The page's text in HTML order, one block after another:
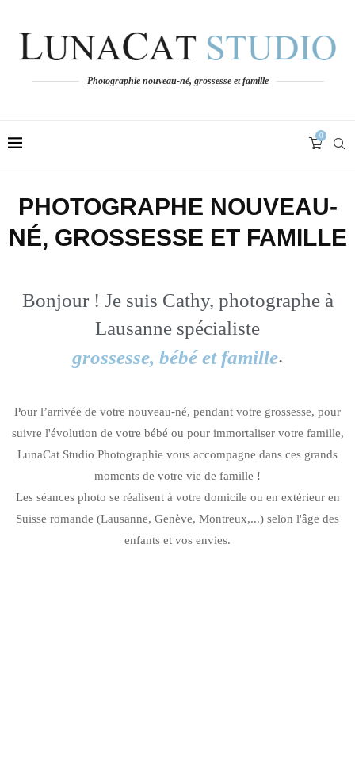
Photographie nouveau-né, grossesse et famille
0
PHOTOGRAPHE NOUVEAU-
NÉ, GROSSESSE ET FAMILLE
Bonjour ! Je suis Cathy, photographe à
Lausanne spécialiste
grossesse, bébé et famille.
Pour l’arrivée de votre nouveau-né, pendant votre grossesse, pour
suivre l'évolution de votre bébé ou pour immortaliser votre famille,
LunaCat Studio Photographie vous accompagne dans ces grands
moments de votre vie de famille !
Les séances photo se réalisent à votre domicile ou en extérieur en
Suisse romande (Lausanne, Genève, Montreux,...) selon l'âge des
enfants et vos envies.